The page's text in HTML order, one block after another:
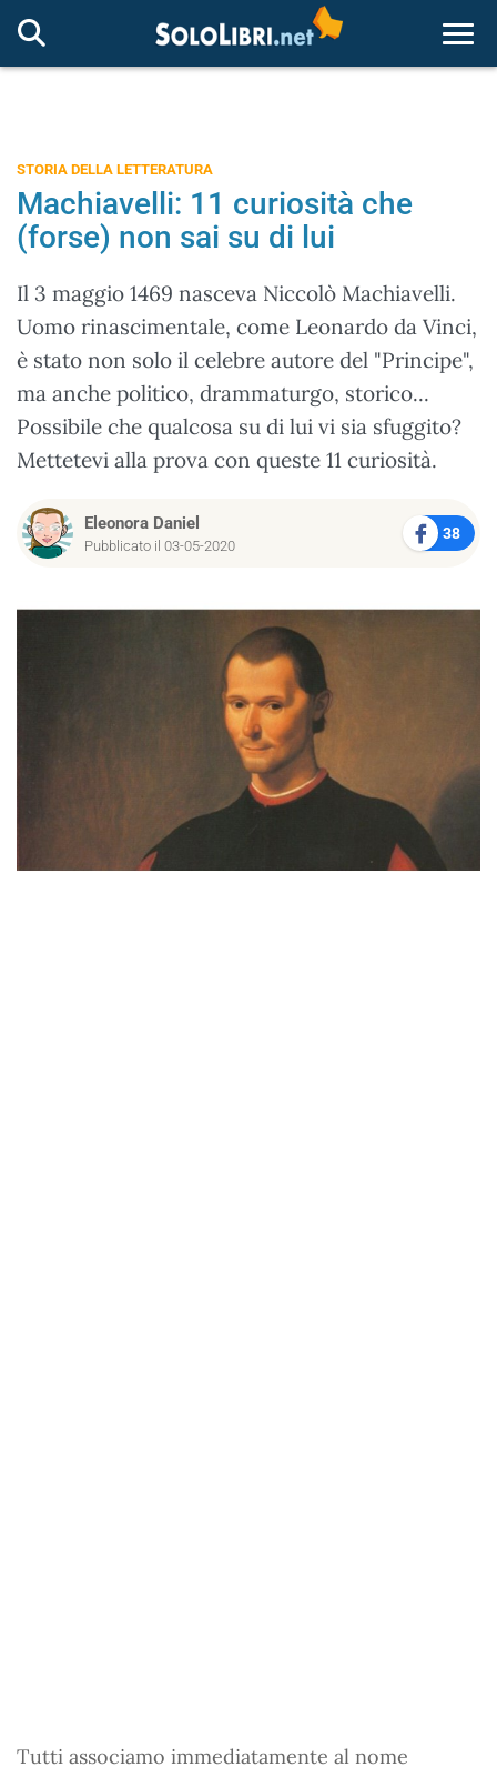
STORIA DELLA LETTERATURA
Machiavelli: 11 curiosità che
(forse) non sai su di lui
Il 3 maggio 1469 nasceva Niccolò Machiavelli.
Uomo rinascimentale, come Leonardo da Vinci,
è stato non solo il celebre autore del "Principe",
ma anche politico, drammaturgo, storico...
Possibile che qualcosa su di lui vi sia sfuggito?
Mettetevi alla prova con queste 11 curiosità.
Eleonora Daniel
Pubblicato il 03-05-2020
38
Tutti associamo immediatamente al nome